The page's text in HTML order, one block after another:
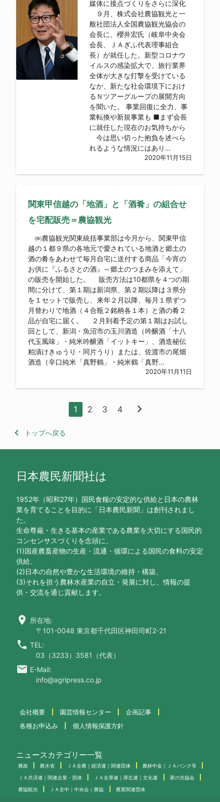
媒体に接点づくりをさらに深化
９月、株式会社農協観光と一
般社団法人全国農協観光協会の
会長に、櫻井宏氏（岐阜中央会
会長、ＪＡぎふ代表理事組合
長）が就任した。新型コロナウ
イルスの感染拡大で、旅行業界
全体が大きな打撃を受けている
なか、新たな社会環境下におけ
るＮツアーグループの展開方向
を聞いた。 事業回復に全力、事
業転換や新規事業も ■まず会長
に就任した現在のお気持ちから
今は思い切った抱負を述べら
れるような情況にはあり...
2020年11月15日
関東甲信越の「地酒」と「酒肴」の組合せ
を宅配販売＝農協観光
㈱農協観光関東統括事業部は今月から、関東甲信
越の１都９県の各地元で愛されている地酒と郷土の
酒の肴をあわせて毎月自宅に送付する商品「今宵の
お供に『ふるさとの酒』～郷土のつまみを添えて」
の販売を開始した。 販売方法は10都県を４つの期
間に分けて、第１期は新潟県、第２期以降は３県分
を１セットで販売し、来年２月以降、毎月１県ずつ
月替わりで地酒（４合瓶２銘柄各１本）と酒の肴２
品が自宅に届く。 ２月到着予定の第１期はお試し
回として、新潟・魚沼市の玉川酒造（吟醸酒「十八
代玉風味」・純米吟醸酒「イットキー」、酒造秘伝
粕漬けきゅうり・同片うり）または、佐渡市の尾畑
酒造（辛口純米「真野鶴」・純米鶴「真野...
2020年11月11日
1 2 3 4 chevron_right
keyboard_arrow_left トップへ戻る
日本農民新聞社は
1952年（昭和27年）国民食糧の安定的な供給と日本の農林
業を育てることを目的に「日本農民新聞」は創刊されまし
た。
生命尊厳・生きる基本の産業である農業を大切にする国民的
コンセンサスづくりを念頭に、
(1)国産農畜産物の生産・流通・循環による国民の食料の安定
供給、
(2)日本の自然や豊かな生活環境の維持・構築、
(3)それを担う農林水産業の自立・発展に対し、情報の提
供・交流を通じ貢献します。
location_on 所在地:
〒101-0048 東京都千代田区神田司町2-21
call TEL:
03（3233）3581（代表）
email E-Mail:
info@agripress.co.jp
会社概要 園芸情報センター
企画記事
各種お申込み
個人情報保護方針
ニュースカテゴリー一覧
農政 農水省 ＪＡ全農｜経済連｜関連団体 農林中金｜ＪＡバンク等
ＪＡ共済連｜関連企業・団体 ＪＡ全厚連｜厚生連｜文化連 家の光協会
農協観光 ＪＡ全中｜中央会｜農協 農業関連団体